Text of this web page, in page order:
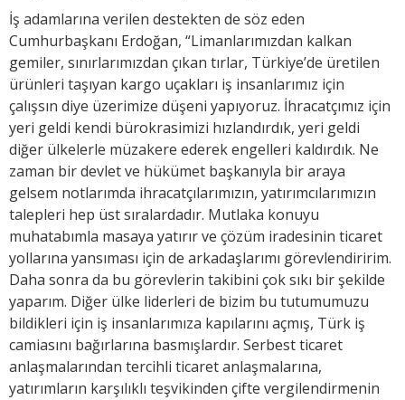
İş adamlarına verilen destekten de söz eden
Cumhurbaşkanı Erdoğan, “Limanlarımızdan kalkan
gemiler, sınırlarımızdan çıkan tırlar, Türkiye’de üretilen
ürünleri taşıyan kargo uçakları iş insanlarımız için
çalışsın diye üzerimize düşeni yapıyoruz. İhracatçımız için
yeri geldi kendi bürokrasimizi hızlandırdık, yeri geldi
diğer ülkelerle müzakere ederek engelleri kaldırdık. Ne
zaman bir devlet ve hükümet başkanıyla bir araya
gelsem notlarımda ihracatçılarımızın, yatırımcılarımızın
talepleri hep üst sıralardadır. Mutlaka konuyu
muhatabımla masaya yatırır ve çözüm iradesinin ticaret
yollarına yansıması için de arkadaşlarımı görevlendiririm.
Daha sonra da bu görevlerin takibini çok sıkı bir şekilde
yaparım. Diğer ülke liderleri de bizim bu tutumumuzu
bildikleri için iş insanlarımıza kapılarını açmış, Türk iş
camiasını bağırlarına basmışlardır. Serbest ticaret
anlaşmalarından tercihli ticaret anlaşmalarına,
yatırımların karşılıklı teşvikinden çifte vergilendirmenin